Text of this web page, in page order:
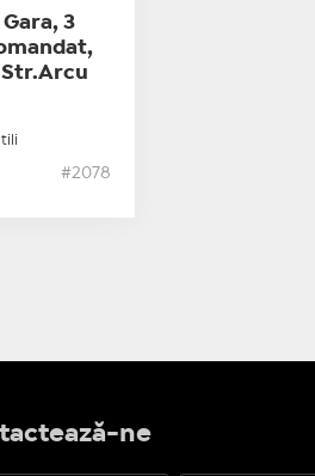
3
#2078
ne